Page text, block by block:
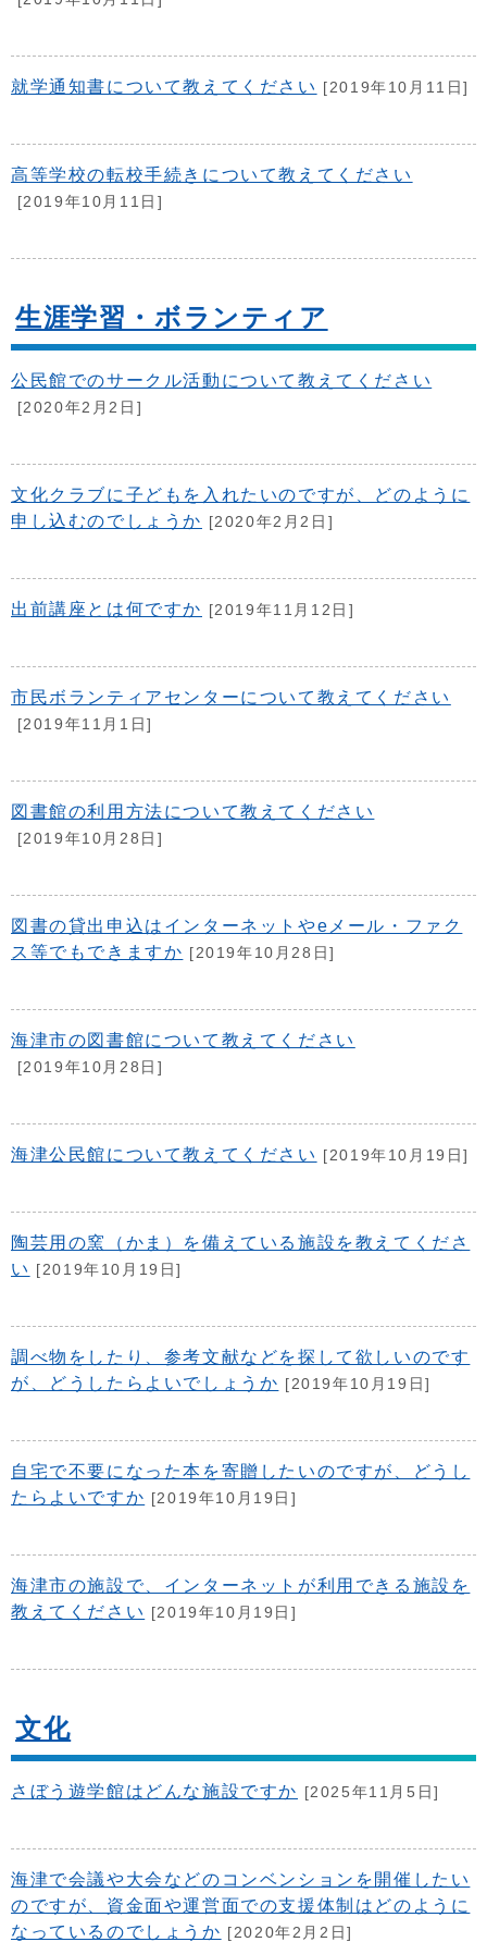
就学通知書について教えてください [2019年10月11日]
高等学校の転校手続きについて教えてください
[2019年10月11日]
生涯学習・ボランティア
公民館でのサークル活動について教えてください
[2020年2月2日]
文化クラブに子どもを入れたいのですが、どのように
申し込むのでしょうか [2020年2月2日]
出前講座とは何ですか [2019年11月12日]
市民ボランティアセンターについて教えてください
[2019年11月1日]
図書館の利用方法について教えてください
[2019年10月28日]
図書の貸出申込はインターネットやeメール・ファク
ス等でもできますか [2019年10月28日]
海津市の図書館について教えてください
[2019年10月28日]
海津公民館について教えてください [2019年10月19日]
陶芸用の窯（かま）を備えている施設を教えてくださ
い [2019年10月19日]
調べ物をしたり、参考文献などを探して欲しいのです
が、どうしたらよいでしょうか [2019年10月19日]
自宅で不要になった本を寄贈したいのですが、どうし
たらよいですか [2019年10月19日]
海津市の施設で、インターネットが利用できる施設を
教えてください [2019年10月19日]
文化
さぼう遊学館はどんな施設ですか [2025年11月5日]
海津で会議や大会などのコンベンションを開催したい
のですが、資金面や運営面での支援体制はどのように
なっているのでしょうか [2020年2月2日]